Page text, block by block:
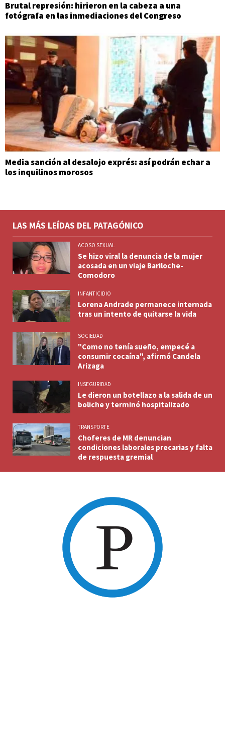
Brutal represión: hirieron en la cabeza a una
fotógrafa en las inmediaciones del Congreso
Media sanción al desalojo exprés: así podrán echar a
los inquilinos morosos
LAS MÁS LEÍDAS DEL PATAGÓNICO
ACOSO SEXUAL
Se hizo viral la denuncia de la mujer
acosada en un viaje Bariloche-
Comodoro
INFANTICIDIO
Lorena Andrade permanece internada
tras un intento de quitarse la vida
SOCIEDAD
"Como no tenía sueño, empecé a
consumir cocaína", afirmó Candela
Arizaga
INSEGURIDAD
Le dieron un botellazo a la salida de un
boliche y terminó hospitalizado
TRANSPORTE
Choferes de MR denuncian
condiciones laborales precarias y falta
de respuesta gremial